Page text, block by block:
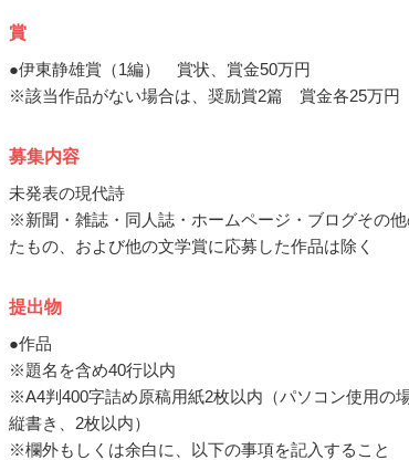
賞
●伊東静雄賞（1編） 賞状、賞金50万円
※該当作品がない場合は、奨励賞2篇 賞金各25万円
募集内容
未発表の現代詩
※新聞・雑誌・同人誌・ホームページ・ブログその
たもの、および他の文学賞に応募した作品は除く
提出物
●作品
※題名を含め40行以内
※A4判400字詰め原稿用紙2枚以内（パソコン使用の
縦書き、2枚以内）
※欄外もしくは余白に、以下の事項を記入すること